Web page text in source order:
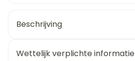
Beschrijving
Wettelijk verplichte informatie